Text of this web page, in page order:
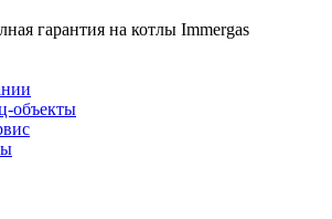
гарантия на котлы Immergas
объекты